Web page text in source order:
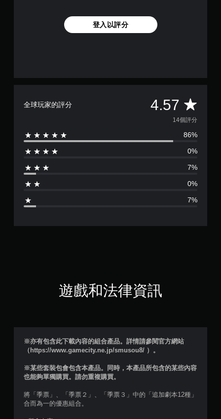
登入以評分
全球玩家的評分 4.57 平
均
評
分
4
5
分
星
14個評分
86%
0%
7%
0%
7%
遊戲和法律資訊
※亦有包含此下載內容的組合產品。詳情請參閱官方網站
（https://www.gamecity.ne.jp/smusou8/ ）。
※某些套裝包會包含本產品。同時，本產品所包含的某些內容
也能夠單獨購買。請勿重複購買。
將「季票」、「季票２」、「季票３」中的「追加劇本12種」
合而為一的優惠組合。